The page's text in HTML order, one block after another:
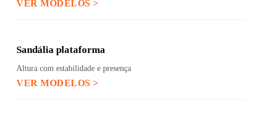
VER MODELOS >
Sandália plataforma
Altura com estabilidade e presença
VER MODELOS >